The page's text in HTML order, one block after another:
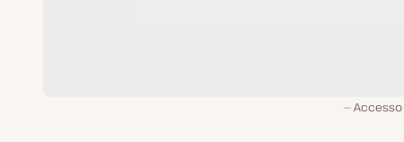
Accesso